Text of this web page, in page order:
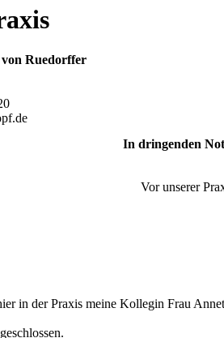
Ruedorffer
In dringenden
Vor unserer
in der Praxis meine Kollegin Frau